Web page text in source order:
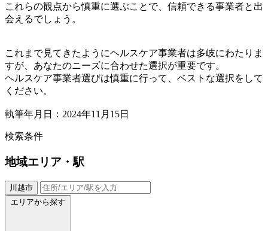
これらの観点から慎重に選ぶことで、信頼できる事業者と出
会えるでしょう。
これまで見てきたようにヘルスケア事業者は多岐にわたりま
すが、あなたのニーズに合わせた選択が重要です。
ヘルスケア事業者選びは慎重に行って、ベストな選択をして
ください。
執筆年月日：2024年11月15日
検索条件
地域エリア・駅
川越市
エリアから探す